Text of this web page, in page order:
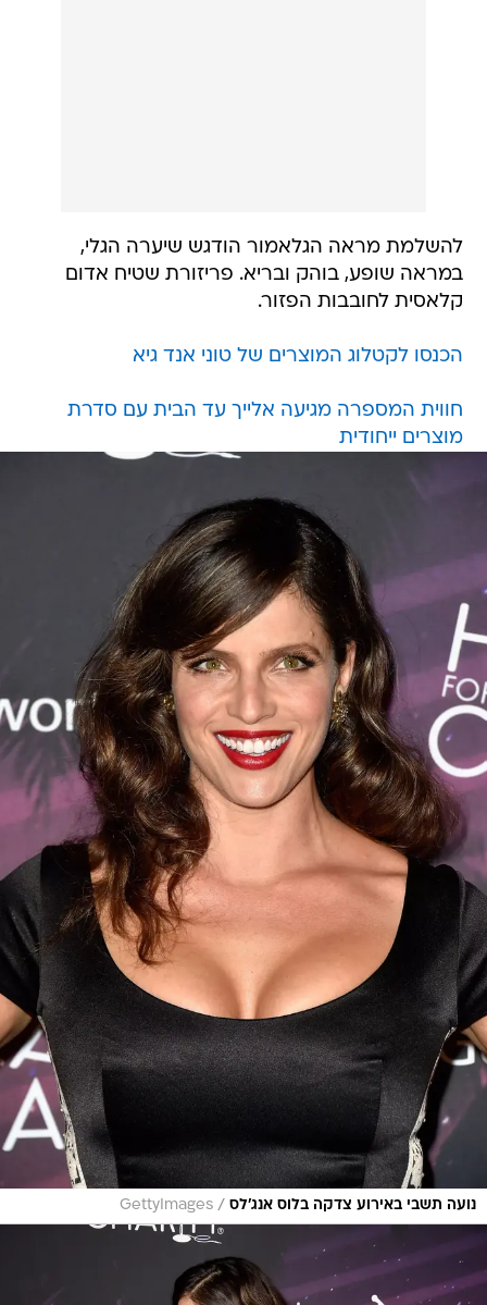
להשלמת מראה הגלאמור הודגש שיערה הגלי,
במראה שופע, בוהק ובריא. פריזורת שטיח אדום
קלאסית לחובבות הפזור.
הכנסו לקטלוג המוצרים של טוני אנד גיא
חווית המספרה מגיעה אלייך עד הבית עם סדרת
מוצרים ייחודית
נועה תשבי באירוע צדקה בלוס אנג'לס /
GettyImages